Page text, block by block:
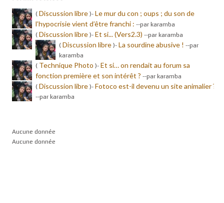
( Discussion libre )- Le mur du con ; oups ; du son de
l’hypocrisie vient d’être franchi : --par karamba
( Discussion libre )- Et si... (Vers2.3) --par karamba
( Discussion libre )- La sourdine abusive ! --par
karamba
( Technique Photo )- Et si… on rendait au forum sa
fonction première et son intérêt ? --par karamba
( Discussion libre )- Fotoco est-il devenu un site animalier ?
--par karamba
Aucune donnée
Aucune donnée